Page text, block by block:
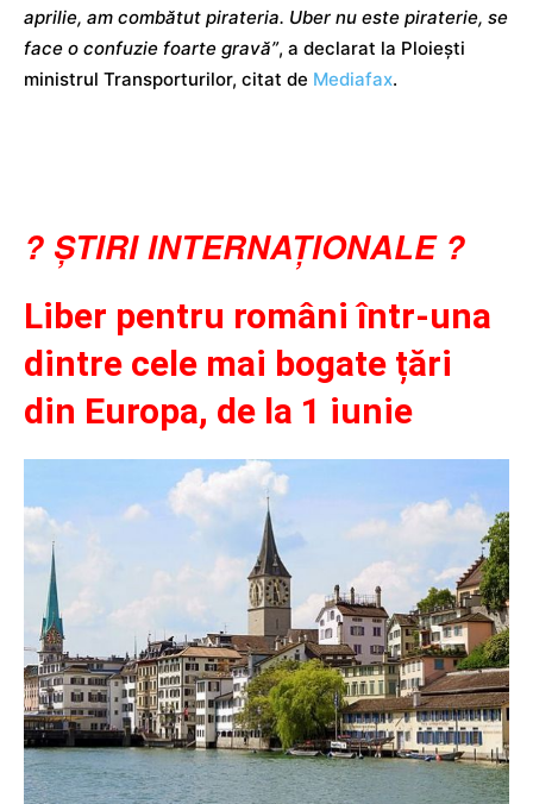
aprilie, am combătut pirateria. Uber nu este piraterie, se
face o confuzie foarte gravă”, a declarat la Ploiești
ministrul Transporturilor, citat de Mediafax.
? ȘTIRI INTERNAȚIONALE?
Liber pentru români într-una
dintre cele mai bogate țări
din Europa, de la 1 iunie